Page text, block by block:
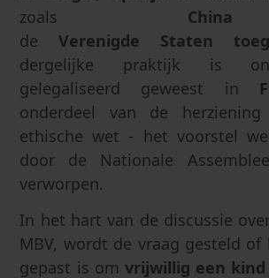
zoals China
deVerenigde Staten
dergelijke praktijk is
gelegaliseerd geweest in
onderdeel van de
ethische wet - het voorstel
door de Nationale
verworpen.
In het hart van de discussie
MBV, wordt de vraag gesteld
gepast is om vrijwillig een